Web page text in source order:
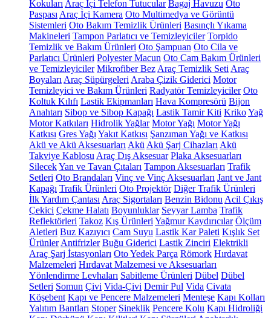
Kokuları Araç İçi Telefon Tutucular Bagaj Havuzu Oto
Paspası Araç İçi Kamera Oto Multimedya ve Görüntü
Sistemleri Oto Bakım Temizlik Ürünleri Basınçlı Yıkama
Makineleri Tampon Parlatıcı ve Temizleyiciler Torpido
Temizlik ve Bakım Ürünleri Oto Şampuan Oto Cila ve
Parlatıcı Ürünleri Polyester Macun Oto Cam Bakım Ürünleri
ve Temizleyiciler Mikrofiber Bez Araç Temizlik Seti Araç
Boyaları Araç Süpürgeleri Araba Çizik Giderici Motor
Temizleyici ve Bakım Ürünleri Radyatör Temizleyiciler Oto
Koltuk Kılıfı Lastik Ekipmanları Hava Kompresörü Bijon
Anahtarı Sibop ve Sibop Kapağı Lastik Tamir Kiti KrikoYağ
Motor Katkıları Hidrolik Yağlar Motor Yağı Motor Yağı
Katkısı Gres Yağı Yakıt Katkısı Şanzıman Yağı ve Katkısı
Akü ve Akü Aksesuarları Akü Akü Şarj Cihazları Akü
Takviye Kablosu Araç Dış Aksesuar Plaka Aksesuarları
SilecekYan ve Tavan Çıtaları Tampon Aksesuarları Trafik
Setleri Oto Brandaları Vinç ve Vinç Aksesuarları Jant ve Jant
Kapağı Trafik Ürünleri Oto Projektör Diğer Trafik Ürünleri
İlk Yardım Çantası Araç Sigortaları Benzin Bidonu Acil Çıkış
Çekici Çekme Halatı Boyunluklar Seyyar Lamba Trafik
Reflektörleri Takoz Kış Ürünleri Yağmur Kaydırıcılar Ölçüm
Aletleri Buz Kazıyıcı Cam Suyu Lastik Kar Paleti Kışlık Set
Ürünler Antifrizler Buğu Giderici Lastik Zinciri Elektrikli
Araç Şarj İstasyonları Oto Yedek Parça Römork Hırdavat
Malzemeleri Hırdavat Malzemesi ve Aksesuarları
Yönlendirme Levhaları Sabitleme Ürünleri Dübel Dübel
Setleri Somun Çivi Vida-Çivi Demir Pul Vida Civata
Köşebent Kapı ve Pencere Malzemeleri Menteşe Kapı Kolları
Yalıtım Bantları Stoper Sineklik Pencere Kolu Kapı Hidroliği